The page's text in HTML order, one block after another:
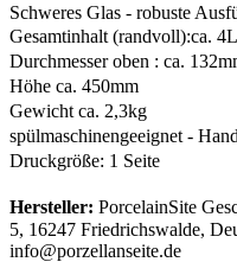
Schweres Glas - robuste
Gesamtinhalt (randvoll):ca. 4L
Durchmesser oben : ca.
Höhe ca. 450mm
Gewicht ca. 2,3kg
spülmaschinengeeignet -
Druckgröße: 1 Seite
Hersteller: PorcelainSite
5, 16247 Friedrichswalde,
info@porzellanseite.de